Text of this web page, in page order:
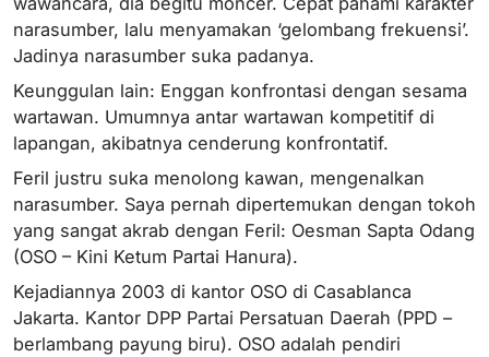
narasumber, lalu menyamakan ‘gelombang frekuensi’.
Jadinya narasumber suka padanya.
Keunggulan lain: Enggan konfrontasi dengan sesama
wartawan. Umumnya antar wartawan kompetitif di
lapangan, akibatnya cenderung konfrontatif.
Feril justru suka menolong kawan, mengenalkan
narasumber. Saya pernah dipertemukan dengan tokoh
yang sangat akrab dengan Feril: Oesman Sapta Odang
(OSO – Kini Ketum Partai Hanura).
Kejadiannya 2003 di kantor OSO di Casablanca
Jakarta. Kantor DPP Partai Persatuan Daerah (PPD –
berlambang payung biru). OSO adalah pendiri